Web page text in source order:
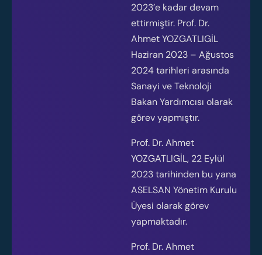
2023’e kadar devam
ettirmiştir. Prof. Dr.
Ahmet YOZGATLIGİL
Haziran 2023 – Ağustos
2024 tarihleri arasında
Sanayi ve Teknoloji
Bakan Yardımcısı olarak
görev yapmıştır.
Prof. Dr. Ahmet
YOZGATLIGİL, 22 Eylül
2023 tarihinden bu yana
ASELSAN Yönetim Kurulu
Üyesi olarak görev
yapmaktadır.
Prof. Dr. Ahmet